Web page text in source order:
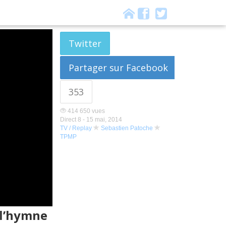
Twitter
Partager sur Facebook
353
414 650 vues
Direct 8 - 15 mai, 2014
TV / Replay
Sebastien Patoche
TPMP